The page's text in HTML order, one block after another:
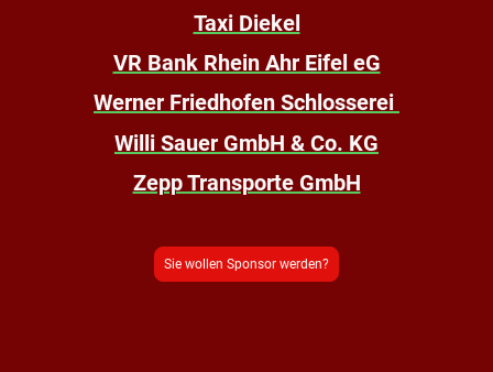
Taxi Diekel
VR Bank Rhein Ahr Eifel eG
Werner Friedhofen Schlosserei
Willi Sauer GmbH & Co. KG
Zepp Transporte GmbH
Sie wollen Sponsor werden?